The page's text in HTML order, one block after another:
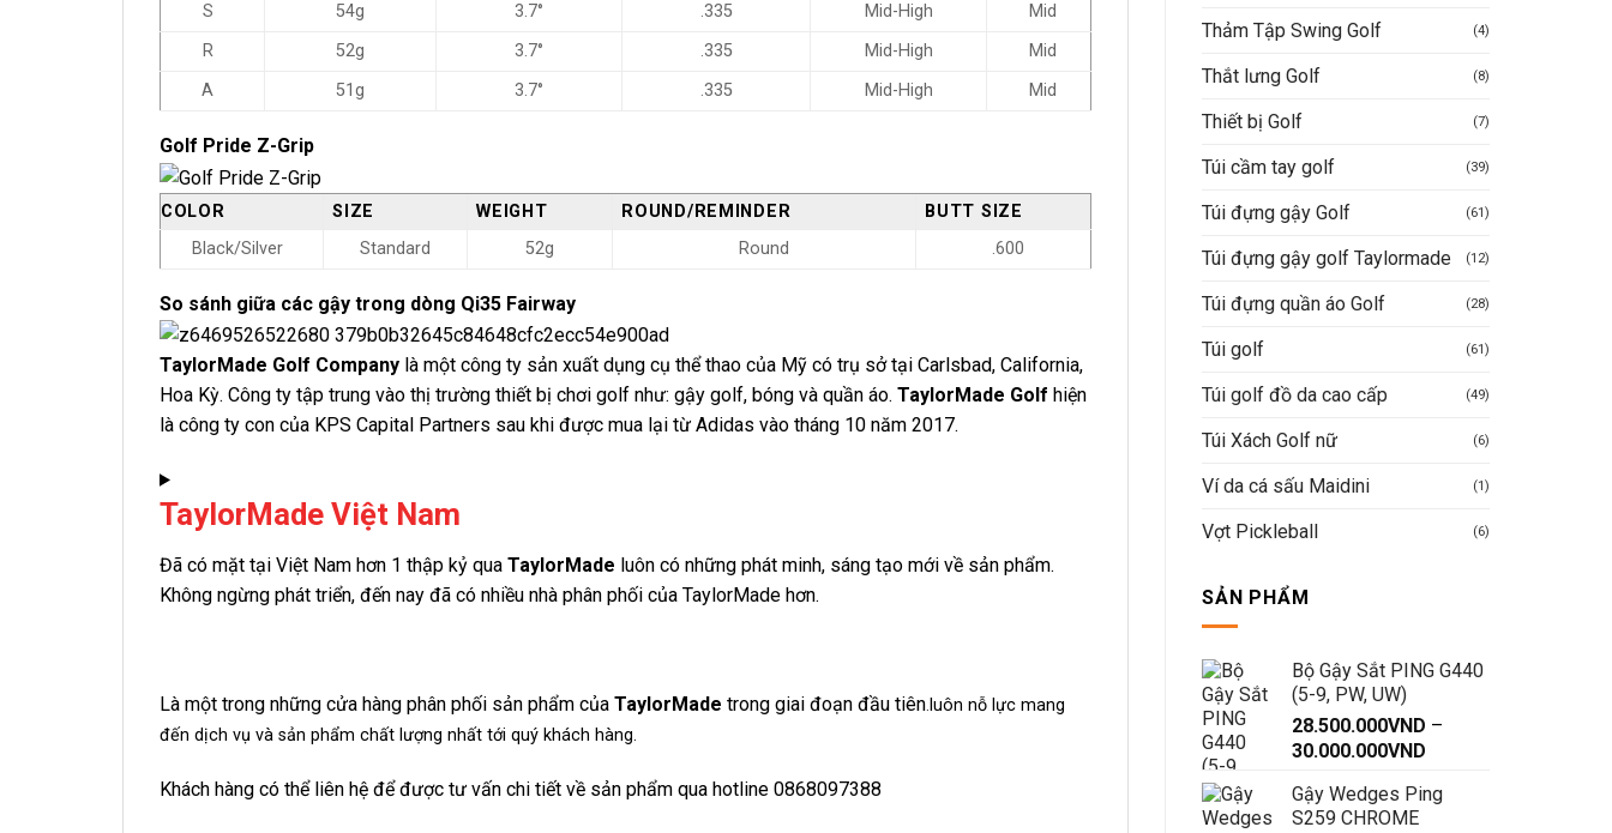
Thảm Tập Swing Golf (4)
Thắt lưng Golf (8)
Thiết bị Golf (7)
Túi cầm tay golf (39)
Túi đựng gậy Golf (61)
Túi đựng gậy golf Taylormade (12)
Túi đựng quần áo Golf (28)
Túi golf (61)
Túi golf đồ da cao cấp (49)
Túi Xách Golf nữ (6)
Ví da cá sấu Maidini (1)
Vợt Pickleball (6)
SẢN PHẨM
Bộ Gậy Sắt PING G440
(5-9, PW, UW)
28.500.000VND –
30.000.000VND
từ
Gậy Wedges Ping
S259 CHROME
S
54g 3.7° .335 Mid-High
Mid
R
52g 3.7° .335 Mid-High
Mid
A
51g 3.7° .335 Mid-High Mid
Golf Pride Z-Grip
COLOR SIZE WEIGHT ROUND/REMINDER
BUTT SIZE
Black/Silver
Standard 52g Round .600
So sánh giữa các gậy trong dòng Qi35 Fairway
TaylorMade Golf Company là một công ty sản xuất dụng cụ thể thao của Mỹ có trụ sở tại Carlsbad, California,
Hoa Kỳ. Công ty tập trung vào thị trường thiết bị chơi golf như: gậy golf, bóng và quần áo. TaylorMade Golf hiện
là công ty con của KPS Capital Partners sau khi được mua lại từ Adidas vào tháng 10 năm 2017.
TaylorMade Việt Nam
Đã có mặt tại Việt Nam hơn 1 thập kỷ qua TaylorMade luôn có những phát minh, sáng tạo mới về sản phẩm.
Không ngừng phát triển, đến nay đã có nhiều nhà phân phối của TaylorMade hơn.
Là một trong những cửa hàng phân phối sản phẩm của TaylorMade trong giai đoạn đầu tiên. luôn nỗ lực mang
đến dịch vụ và sản phẩm chất lượng nhất tới quý khách hàng.
Khách hàng có thể liên hệ để được tư vấn chi tiết về sản phẩm qua hotline 0868097388